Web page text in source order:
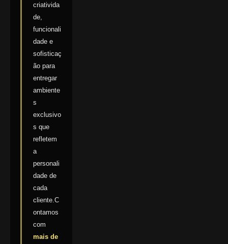
criativida
de,
funcionali
dade e
sofisticaç
ão para
entregar
ambiente
s
exclusivo
s que
refletem
a
personali
dade de
cada
cliente.C
ontamos
com
mais de